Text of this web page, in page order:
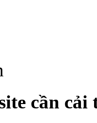
cần cải